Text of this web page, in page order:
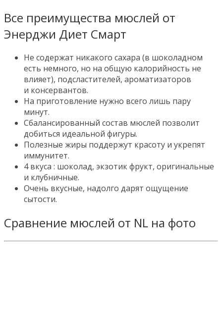
Все преимущества мюслей от
Энерджи Диет Смарт
Не содержат никакого сахара (в шоколадном
есть немного, но на общую калорийность не
влияет), подсластителей, ароматизаторов
и консервантов.
На приготовление нужно всего лишь пару
минут.
Сбалансированный состав мюслей позволит
добиться идеальной фигуры.
Полезные жиры поддержут красоту и укрепят
иммунитет.
4 вкуса : шоколад, экзотик фрукт, оригинальные
и клубничные.
Очень вкусные, надолго дарят ощущение
сытости.
Сравнение мюслей от NL на фото